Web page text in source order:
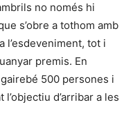
no només hi
s’obre a tothom amb
l’esdeveniment, tot i
premis. En
500 persones i
l’objectiu d’arribar a les